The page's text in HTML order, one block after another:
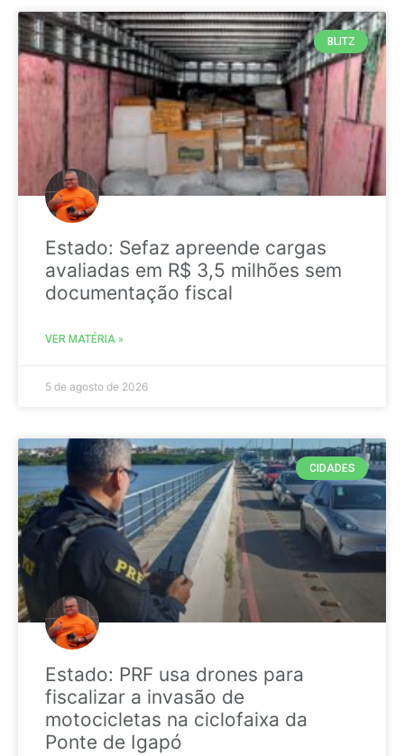
BLITZ
Estado: Sefaz apreende cargas
avaliadas em R$ 3,5 milhões sem
documentação fiscal
VER MATÉRIA »
5 de agosto de 2026
CIDADES
Estado: PRF usa drones para
fiscalizar a invasão de
motocicletas na ciclofaixa da
Ponte de Igapó